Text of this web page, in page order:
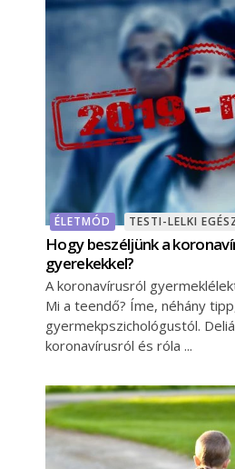
ÉLETMÓD TESTI-LELKI
Hogy beszéljünk a
gyerekekkel?
A koronavírusról
Mi a teendő? Íme, néhány
gyermekpszichológustól.
koronavírusról és róla